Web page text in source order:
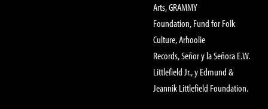
Arts, GRAMMY
Foundation, Fund for Folk
Culture, Arhoolie
Records, Señor y la Señora E.W.
Littlefield Jr., y Edmund &
Jeannik Littlefield Foundation.